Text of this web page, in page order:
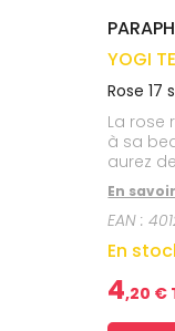
YOGI
Rose 17
La rose
à sa
aurez
En
EAN :
En
4,20 €